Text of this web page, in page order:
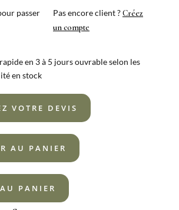
passer
Pas encore client ?Créez
un compte
en 3 à 5 jours ouvrable selon les
en stock
VOTRE DEVIS
AU PANIER
PANIER